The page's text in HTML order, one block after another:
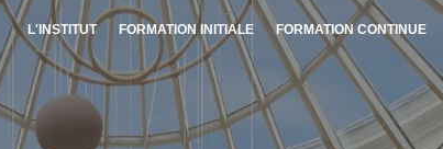
L'INSTITUT FORMATION INITIALE FORMATION CONTINUE